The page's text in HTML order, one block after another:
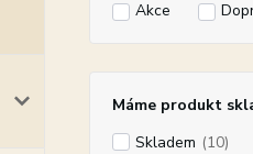
Akce
Máme produkt
Skladem (10)